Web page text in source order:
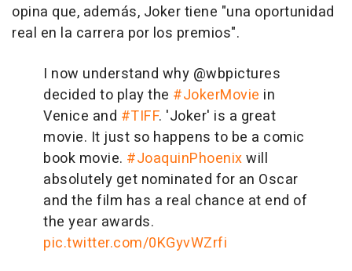
opina que, además, Joker tiene "una oportunidad
real en la carrera por los premios".
I now understand why @wbpictures
decided to play the #JokerMovie in
Venice and #TIFF. 'Joker' is a great
movie. It just so happens to be a comic
book movie. #JoaquinPhoenixwill
absolutely get nominated for an Oscar
and the film has a real chance at end of
the year awards.
pic.twitter.com/0KGyvWZrfi